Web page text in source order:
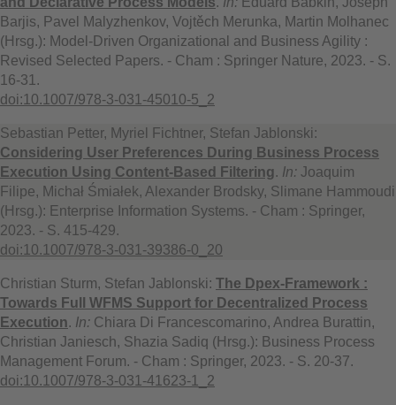
Barjis, Pavel Malyzhenkov, Vojtěch Merunka, Martin Molhanec
(Hrsg.): Model-Driven Organizational and Business Agility :
Revised Selected Papers. - Cham : Springer Nature, 2023. - S.
16-31.
doi:10.1007/978-3-031-45010-5_2
Sebastian Petter, Myriel Fichtner, Stefan Jablonski:
Considering User Preferences During Business Process
Execution Using Content-Based Filtering. In: Joaquim
Filipe, Michał Śmiałek, Alexander Brodsky, Slimane Hammoudi
(Hrsg.): Enterprise Information Systems. - Cham : Springer,
2023. - S. 415-429.
doi:10.1007/978-3-031-39386-0_20
Christian Sturm, Stefan Jablonski: The Dpex-Framework :
Towards Full WFMS Support for Decentralized Process
Execution. In: Chiara Di Francescomarino, Andrea Burattin,
Christian Janiesch, Shazia Sadiq (Hrsg.): Business Process
Management Forum. - Cham : Springer, 2023. - S. 20-37.
doi:10.1007/978-3-031-41623-1_2